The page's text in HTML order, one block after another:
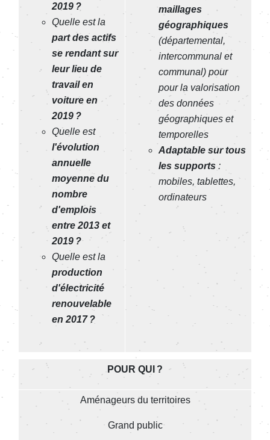
2019 ?
Quelle est la
part des actifs
se rendant sur
leur lieu de
travail en
voiture en
2019 ?
Quelle est
l'évolution
annuelle
moyenne du
nombre
d'emplois
entre 2013 et
2019 ?
Quelle est la
production
d'électricité
renouvelable
en 2017 ?
maillages
géographiques
(départemental,
intercommunal et
communal) pour
pour la valorisation
des données
géographiques et
temporelles
Adaptable sur tous
les supports :
mobiles, tablettes,
ordinateurs
POUR QUI ?
Aménageurs du territoires
Grand public